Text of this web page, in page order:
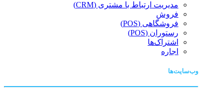
مدیریت ارتباط با مشتری (CRM)
فروش
فروشگاهی (POS)
رستوران (POS)
اشتراک‌ها
اجاره
وب‌سایت‌ها